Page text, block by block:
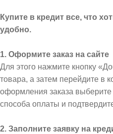
Купите в кредит все, что
удобно.
1. Оформите заказ на сайте
Для этого нажмите кнопку
товара, а затем перейдите в
оформления заказа выберите
способа оплаты и
2. Заполните заявку на